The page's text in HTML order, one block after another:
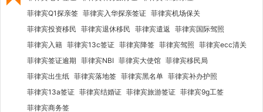
菲律宾Q1探亲签 菲律宾入华探亲签证 菲律宾机场保关
菲律宾投资移民 菲律宾退休移民 菲律宾遣返 菲律宾国际驾照
菲律宾入籍 菲律宾13c签证 菲律宾降签 菲律宾驾照 菲律宾ecc清关
菲律宾签证逾期 菲律宾NBI 菲律宾大使馆 菲律宾移民局
菲律宾出生纸 菲律宾落地签 菲律宾黑名单 菲律宾补办护照
菲律宾13a签证 菲律宾结婚证 菲律宾旅游签证 菲律宾9g工签
菲律宾商务签